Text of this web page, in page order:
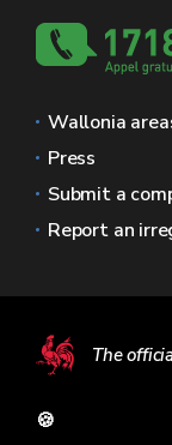
Wallonia
Press
Submit a
Report an
The
🍪